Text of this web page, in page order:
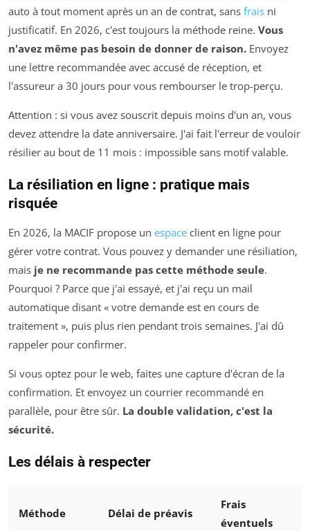
auto à tout moment après un an de contrat, sans frais ni
justificatif. En 2026, c'est toujours la méthode reine. Vous
n'avez même pas besoin de donner de raison. Envoyez
une lettre recommandée avec accusé de réception, et
l'assureur a 30 jours pour vous rembourser le trop-perçu.
Attention : si vous avez souscrit depuis moins d'un an, vous
devez attendre la date anniversaire. J'ai fait l'erreur de vouloir
résilier au bout de 11 mois : impossible sans motif valable.
La résiliation en ligne : pratique mais
risquée
En 2026, la MACIF propose un espace client en ligne pour
gérer votre contrat. Vous pouvez y demander une résiliation,
mais je ne recommande pas cette méthode seule.
Pourquoi ? Parce que j'ai essayé, et j'ai reçu un mail
automatique disant « votre demande est en cours de
traitement », puis plus rien pendant trois semaines. J'ai dû
rappeler pour confirmer.
Si vous optez pour le web, faites une capture d'écran de la
confirmation. Et envoyez un courrier recommandé en
parallèle, pour être sûr. La double validation, c'est la
sécurité.
Les délais à respecter
Méthode Délai de préavis
Frais
éventuels